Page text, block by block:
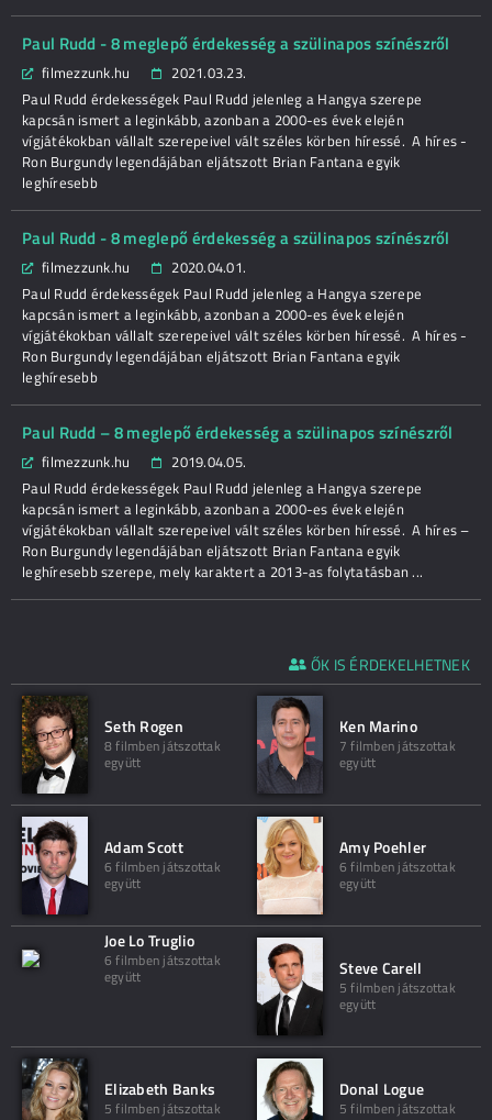
Paul Rudd - 8 meglepő érdekesség a szülinapos színészről
filmezzunk.hu
2021.03.23.
Paul Rudd érdekességek Paul Rudd jelenleg a Hangya szerepe
kapcsán ismert a leginkább, azonban a 2000-es évek elején
vígjátékokban vállalt szerepeivel vált széles körben híressé. A híres -
Ron Burgundy legendájában eljátszott Brian Fantana egyik
leghíresebb
Paul Rudd - 8 meglepő érdekesség a szülinapos színészről
filmezzunk.hu
2020.04.01.
Paul Rudd érdekességek Paul Rudd jelenleg a Hangya szerepe
kapcsán ismert a leginkább, azonban a 2000-es évek elején
vígjátékokban vállalt szerepeivel vált széles körben híressé. A híres -
Ron Burgundy legendájában eljátszott Brian Fantana egyik
leghíresebb
Paul Rudd – 8 meglepő érdekesség a szülinapos színészről
filmezzunk.hu
2019.04.05.
Paul Rudd érdekességek Paul Rudd jelenleg a Hangya szerepe
kapcsán ismert a leginkább, azonban a 2000-es évek elején
vígjátékokban vállalt szerepeivel vált széles körben híressé. A híres –
Ron Burgundy legendájában eljátszott Brian Fantana egyik
leghíresebb szerepe, mely karaktert a 2013-as folytatásban ...
ŐK IS ÉRDEKELHETNEK
Seth Rogen
8 filmben játszottak
együtt
Ken Marino
7 filmben játszottak
együtt
Adam Scott
6 filmben játszottak
együtt
Amy Poehler
6 filmben játszottak
együtt
Joe Lo Truglio
6 filmben játszottak
együtt Steve Carell
5 filmben játszottak
együtt
Elizabeth Banks
5 filmben játszottak
Donal Logue
5 filmben játszottak